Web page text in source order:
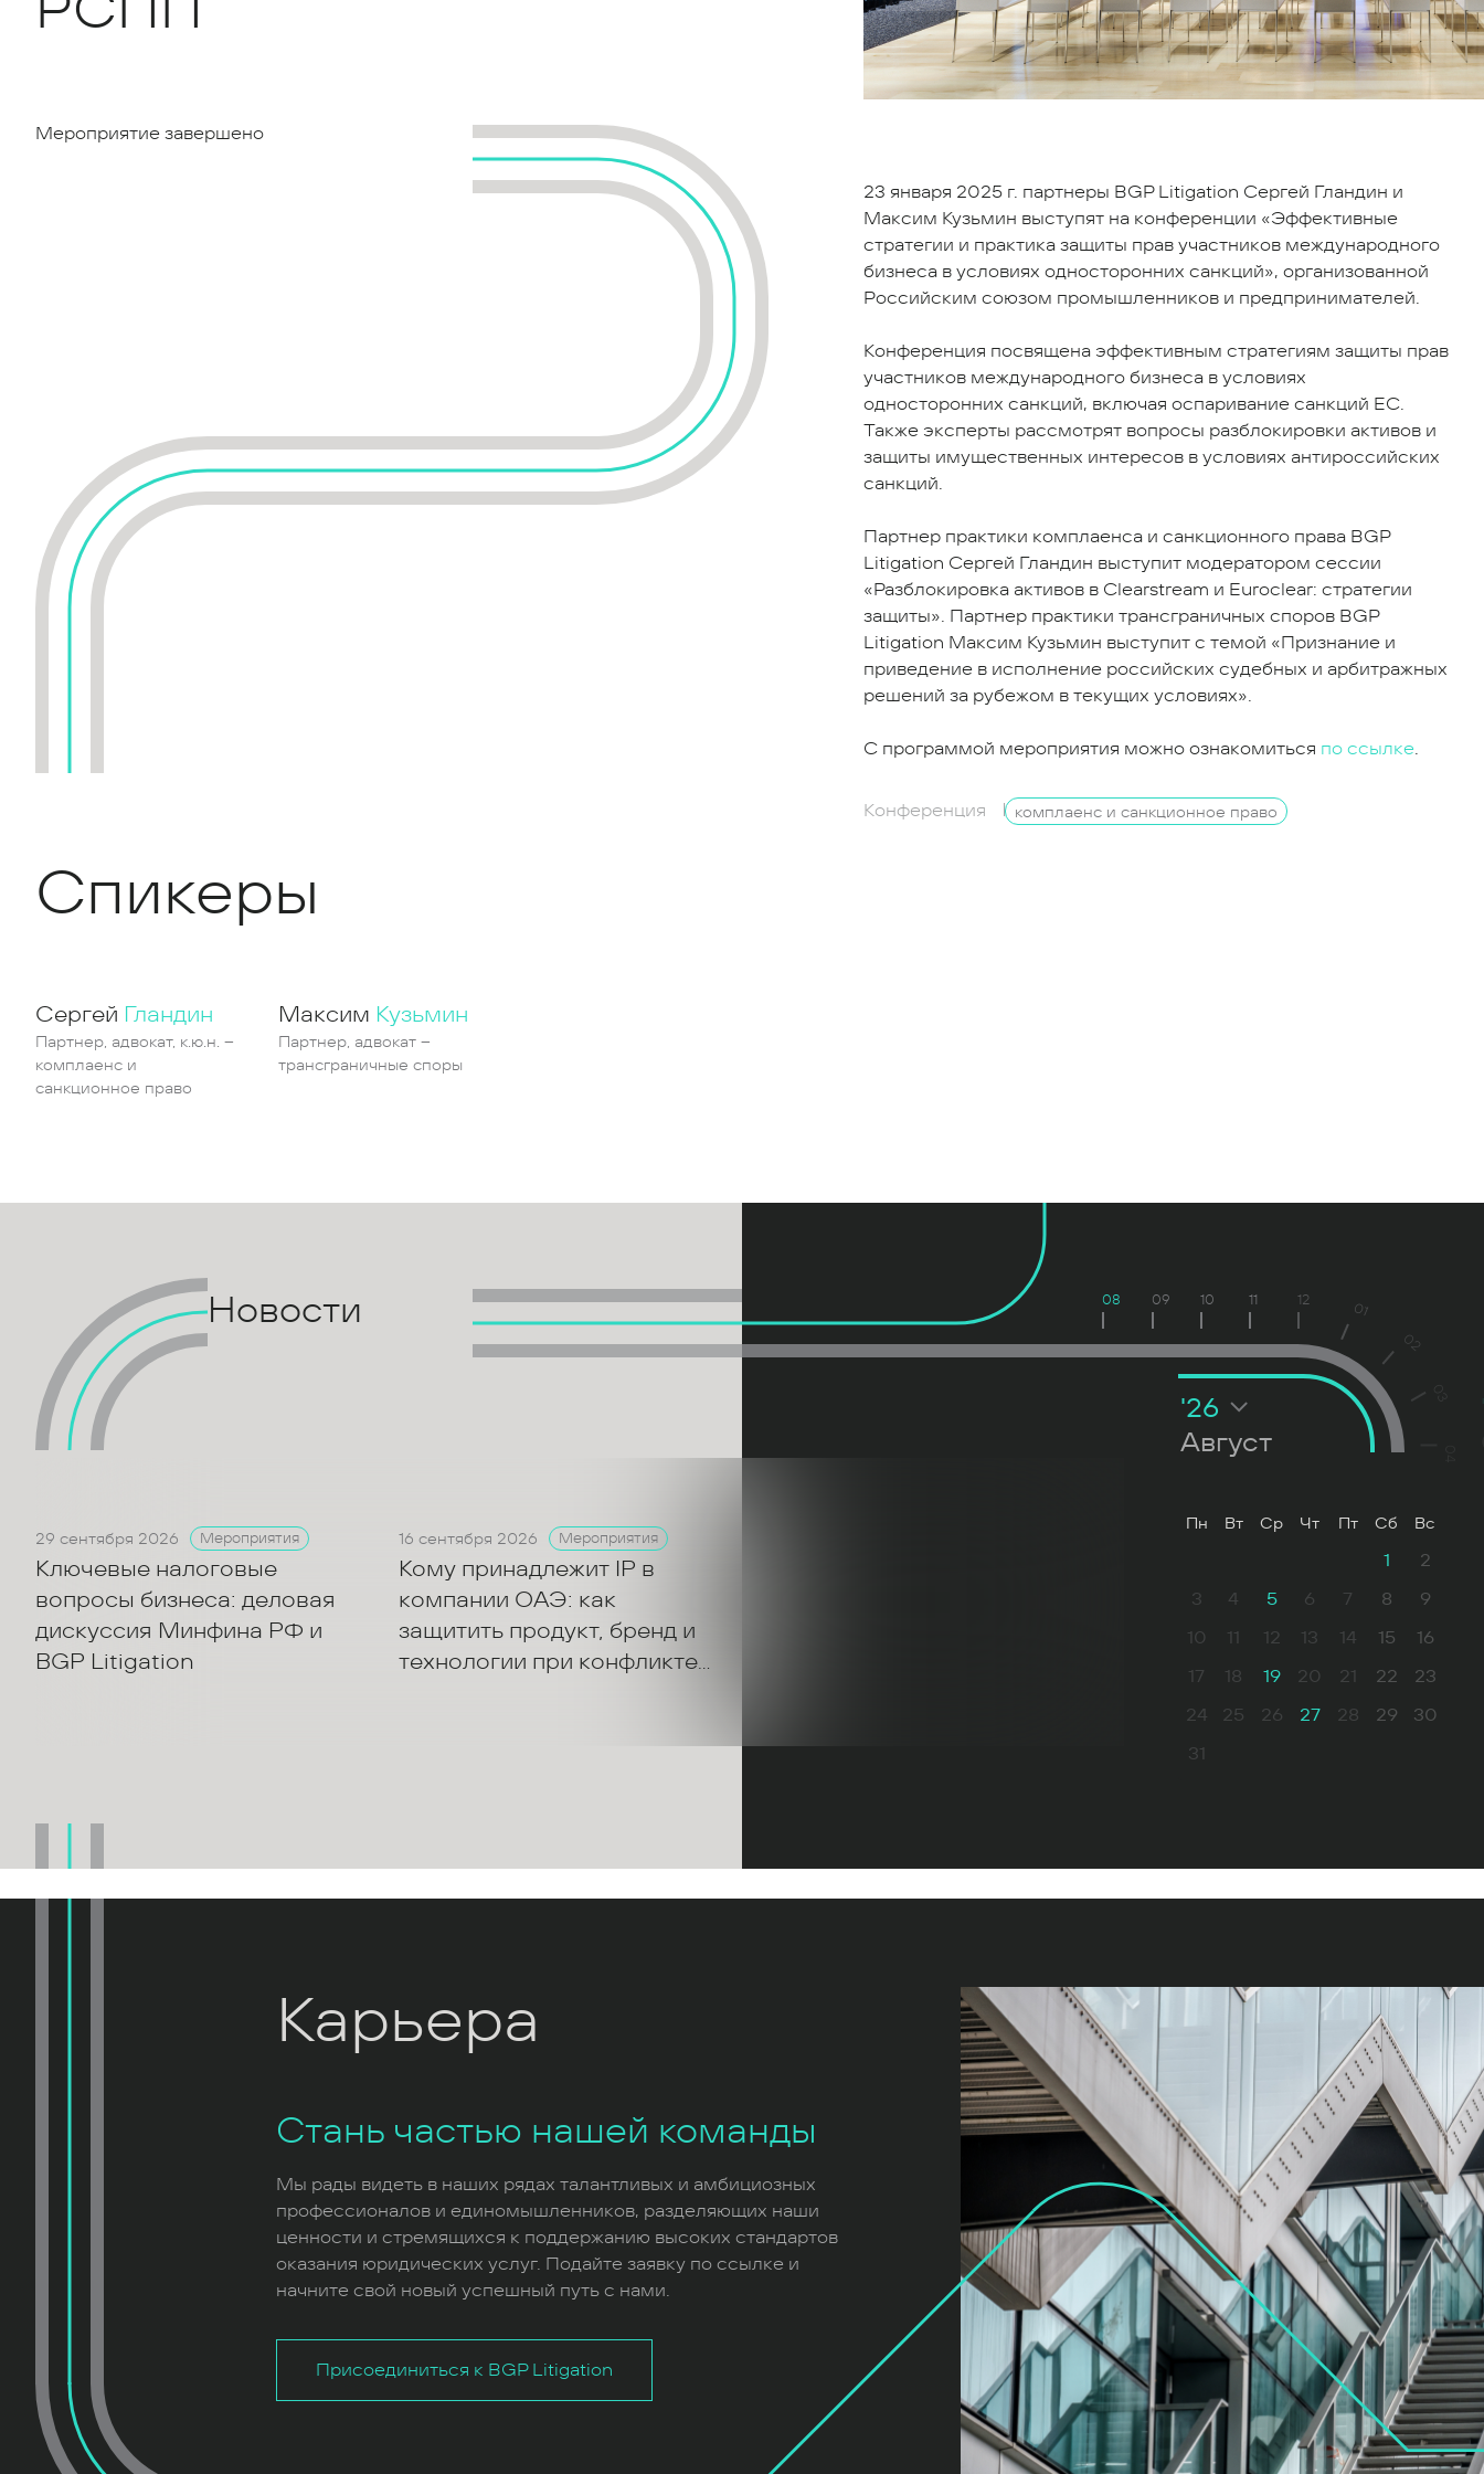
Мероприятие завершено
23 января 2025 г. партнеры BGP Litigation Сергей Гландин и
Максим Кузьмин выступят на конференции «Эффективные
стратегии и практика защиты прав участников международного
бизнеса в условиях односторонних санкций», организованной
Российским союзом промышленников и предпринимателей.
Конференция посвящена эффективным стратегиям защиты прав
участников международного бизнеса в условиях
односторонних санкций, включая оспаривание санкций ЕС.
Также эксперты рассмотрят вопросы разблокировки активов и
защиты имущественных интересов в условиях антироссийских
санкций.
Партнер практики комплаенса и санкционного права BGP
Litigation Сергей Гландин выступит модератором сессии
«Разблокировка активов в Clearstream и Euroclear: стратегии
защиты». Партнер практики трансграничных споров BGP
Litigation Максим Кузьмин выступит с темой «Признание и
приведение в исполнение российских судебных и арбитражных
решений за рубежом в текущих условиях».
С программой мероприятия можно ознакомиться по ссылке.
Конференция комплаенс и санкционное право
Спикеры
Сергей Гландин
Партнер, адвокат, к.ю.н. –
комплаенс и
санкционное право
Максим Кузьмин
Партнер, адвокат –
трансграничные споры
Новости
29 сентября 2026 Мероприятия
Ключевые налоговые
вопросы бизнеса: деловая
дискуссия Минфина РФ и
BGP Litigation
16 сентября 2026 Мероприятия
Кому принадлежит IP в
компании ОАЭ: как
защитить продукт, бренд и
технологии при конфликте
08 09 10 11 12 01
02
Август
'26
Пн Вт Ср Чт Пт Сб Вс
1
2
3
4 5 6 7 8
9
10
11 12 13 14 15
16
17
18 19 20 21 22
23
24
25 26 27 28 29
30
31
Карьера
Стань частью нашей команды
Мы рады видеть в наших рядах талантливых и амбициозных
профессионалов и единомышленников, разделяющих наши
ценности и стремящихся к поддержанию высоких стандартов
оказания юридических услуг. Подайте заявку по ссылке и
начните свой новый успешный путь с нами.
Присоединиться к BGP Litigation